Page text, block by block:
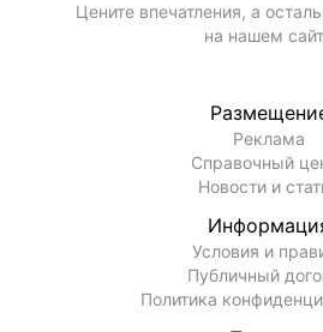
Цените впечатления, а
на нашем
Реклама
Справочный
Новости и
Условия и
Публичный
Политика